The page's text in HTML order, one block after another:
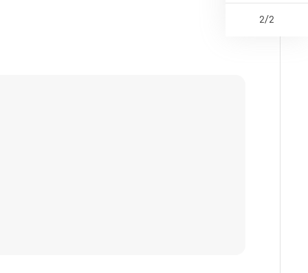
2
페
/
전
2